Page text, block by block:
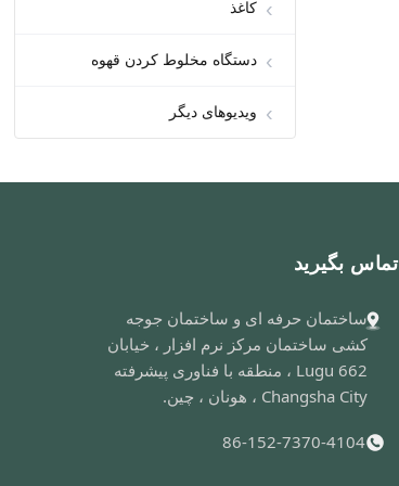
فن اسپانیایی فانتزی چوبی
00:23
دستگاه مخلوط کردن قهوه
کاغذ
دستگاه مخلوط کردن قهوه
ویدیوهای دیگر
تماس بگیرید
ساختمان حرفه ای و ساختمان جوجه
کشی ساختمان مرکز نرم افزار ، خیابان
Lugu 662 ، منطقه با فناوری پیشرفته
Changsha City ، هونان ، چین.
86-152-7370-4104